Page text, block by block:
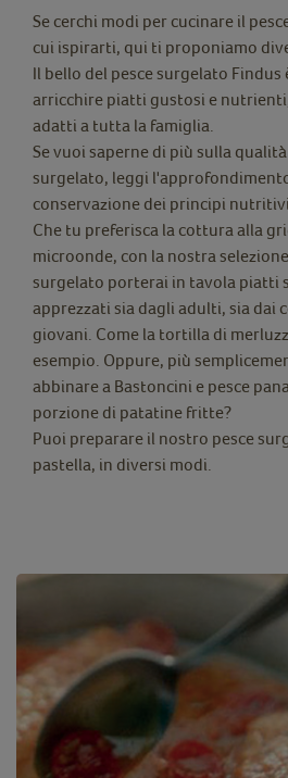
Se cerchi modi per cucinare il
cui ispirarti, qui ti proponiamo
Il bello del pesce surgelato Findus
arricchire piatti gustosi e
adatti a tutta la famiglia.
Se vuoi saperne di più sulla
surgelato, leggi
conservazione dei principi
Che tu preferisca la cottura alla
microonde, con la nostra
surgelato porterai in tavola piatti
apprezzati sia dagli adulti, sia dai
giovani. Come la tortilla di
esempio. Oppure, più
abbinare a Bastoncini e pesce
porzione di patatine fritte?
Puoi preparare il nostro pesce
pastella, in diversi modi.